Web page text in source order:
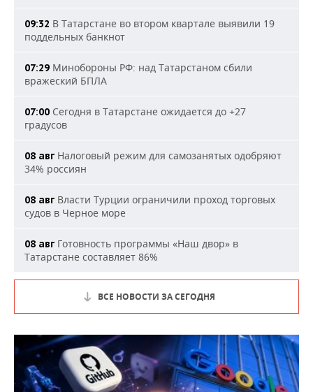
09:32 В Татарстане во втором квартале выявили 19
поддельных банкнот
07:29 Минобороны РФ: над Татарстаном сбили
вражеский БПЛА
07:00 Сегодня в Татарстане ожидается до +27
градусов
08 авг Налоговый режим для самозанятых одобряют
34% россиян
08 авг Власти Турции ограничили проход торговых
судов в Черное море
08 авг Готовность программы «Наш двор» в
Татарстане составляет 86%
ВСЕ НОВОСТИ ЗА СЕГОДНЯ